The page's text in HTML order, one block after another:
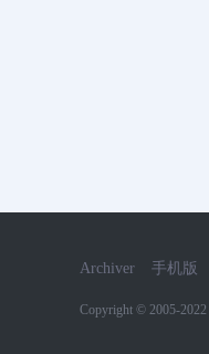
Archiver 手机版
Copyright © 2005-2022